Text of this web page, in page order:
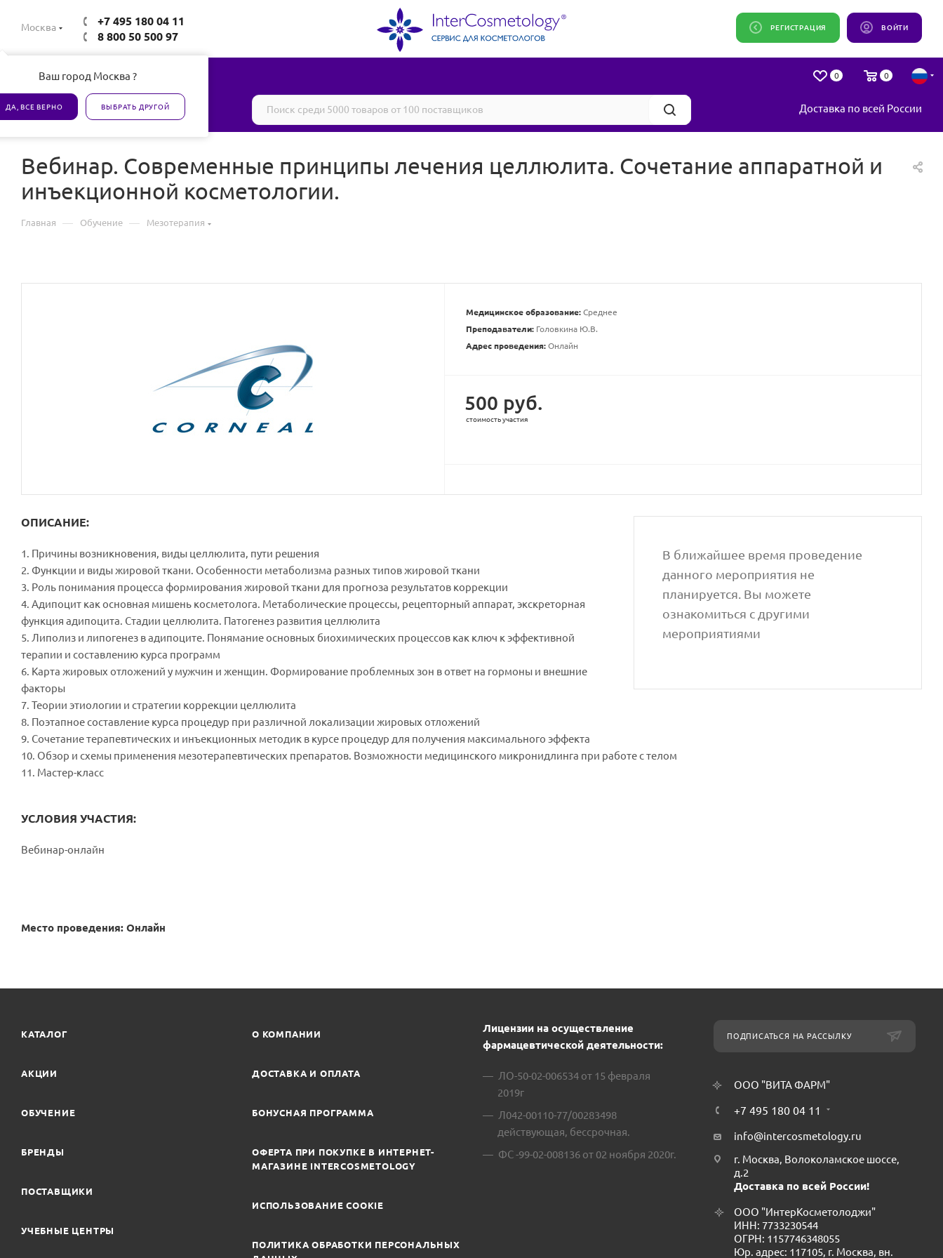
Москва
Ваш город Москва ?
ДА, ВСЕ ВЕРНО ВЫБРАТЬ ДРУГОЙ
+7 495 180 04 11
8 800 50 500 97
ВОЙТИ
РЕГИСТРАЦИЯ
0 0
Все товары сертифицированы Доставка по всей России
Вебинар. Современные принципы лечения целлюлита. Сочетание аппаратной и
инъекционной косметологии.
Главная — Обучение — Мезотерапия
Медицинское образование:Среднее
Преподаватели:Головкина Ю.В.
Адрес проведения:Онлайн
500 руб.
стоимость участия
В ближайшее время проведение
данного мероприятия не
планируется. Вы можете
ознакомиться с другими
мероприятиями
ОПИСАНИЕ:
1. Причины возникновения, виды целлюлита, пути решения
2. Функции и виды жировой ткани. Особенности метаболизма разных типов жировой ткани
3. Роль понимания процесса формирования жировой ткани для прогноза результатов коррекции
4. Адипоцит как основная мишень косметолога. Метаболические процессы, рецепторный аппарат, экскреторная
функция адипоцита. Стадии целлюлита. Патогенез развития целлюлита
5. Липолиз и липогенез в адипоците. Понямание основных биохимических процессов как ключ к эффективной
терапии и составлению курса программ
6. Карта жировых отложений у мужчин и женщин. Формирование проблемных зон в ответ на гормоны и внешние
факторы
7. Теории этиологии и стратегии коррекции целлюлита
8. Поэтапное составление курса процедур при различной локализации жировых отложений
9. Сочетание терапевтических и инъекционных методик в курсе процедур для получения максимального эффекта
10. Обзор и схемы применения мезотерапевтических препаратов. Возможности медицинского микронидлинга при работе с телом
11. Мастер-класс
УСЛОВИЯ УЧАСТИЯ:
Вебинар-онлайн
Место проведения: Онлайн
КАТАЛОГ
АКЦИИ
ОБУЧЕНИЕ
БРЕНДЫ
ПОСТАВЩИКИ
УЧЕБНЫЕ ЦЕНТРЫ
О КОМПАНИИ
ДОСТАВКА И ОПЛАТА
БОНУСНАЯ ПРОГРАММА
ОФЕРТА ПРИ ПОКУПКЕ В ИНТЕРНЕТ-
МАГАЗИНЕ INTERCOSMETOLOGY
ИСПОЛЬЗОВАНИЕ COOKIE
ПОЛИТИКА ОБРАБОТКИ ПЕРСОНАЛЬНЫХ
Лицензии на осуществление
фармацевтической деятельности:
ЛО-50-02-006534 от 15 февраля
2019г
Л042-00110-77/00283498
действующая, бессрочная.
ФС -99-02-008136 от 02 ноября 2020г.
ПОДПИСАТЬСЯ НА РАССЫЛКУ
ООО "ВИТА ФАРМ"
+7 495 180 04 11
info@intercosmetology.ru
г. Москва, Волоколамское шоссе,
д.2
Доставка по всей России!
ООО "ИнтерКосметолоджи"
ИНН: 7733230544
ОГРН: 1157746348055
Юр. адрес: 117105, г. Москва, вн.